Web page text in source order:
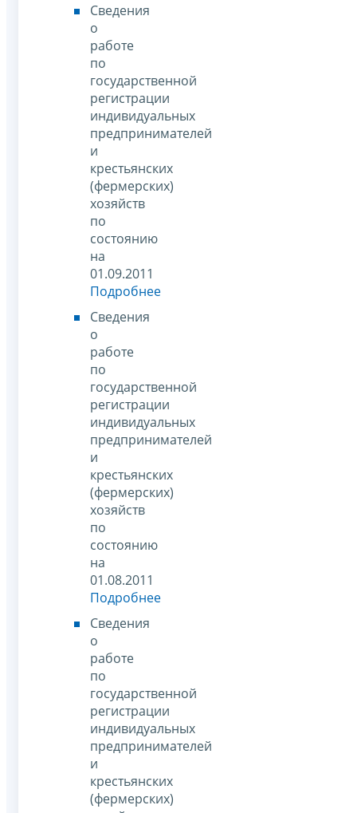
Сведения
о
работе
по
государственной
регистрации
индивидуальных
предпринимателей
и
крестьянских
(фермерских)
хозяйств
по
состоянию
на
01.09.2011
Подробнее
Сведения
о
работе
по
государственной
регистрации
индивидуальных
предпринимателей
и
крестьянских
(фермерских)
хозяйств
по
состоянию
на
01.08.2011
Подробнее
Сведения
о
работе
по
государственной
регистрации
индивидуальных
предпринимателей
и
крестьянских
(фермерских)